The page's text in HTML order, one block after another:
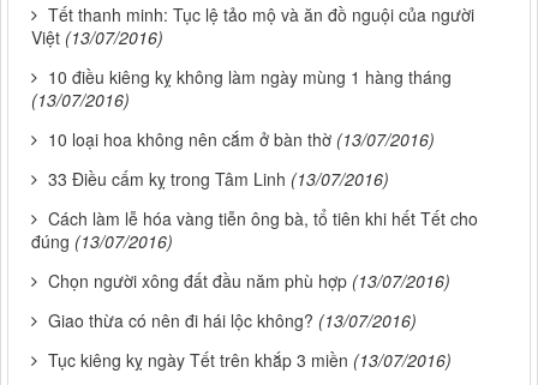
Tết thanh minh: Tục lệ tảo mộ và ăn đồ nguội của người
Việt (13/07/2016)
10 điều kiêng kỵ không làm ngày mùng 1 hàng tháng
(13/07/2016)
10 loại hoa không nên cắm ở bàn thờ (13/07/2016)
33 Điều cấm kỵ trong Tâm Linh (13/07/2016)
Cách làm lễ hóa vàng tiễn ông bà, tổ tiên khi hết Tết cho
đúng (13/07/2016)
Chọn người xông đất đầu năm phù hợp (13/07/2016)
Giao thừa có nên đi hái lộc không? (13/07/2016)
Tục kiêng kỵ ngày Tết trên khắp 3 miền (13/07/2016)